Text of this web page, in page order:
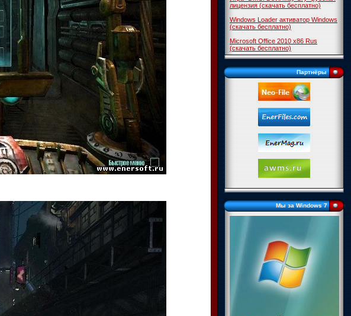
лицензия (скачать бесплатно)
Windows Loader активатор Windows
(скачать бесплатно)
Microsoft Office 2010 x86 Rus
(скачать бесплатно)
Партнёры
Мы за Windows 7